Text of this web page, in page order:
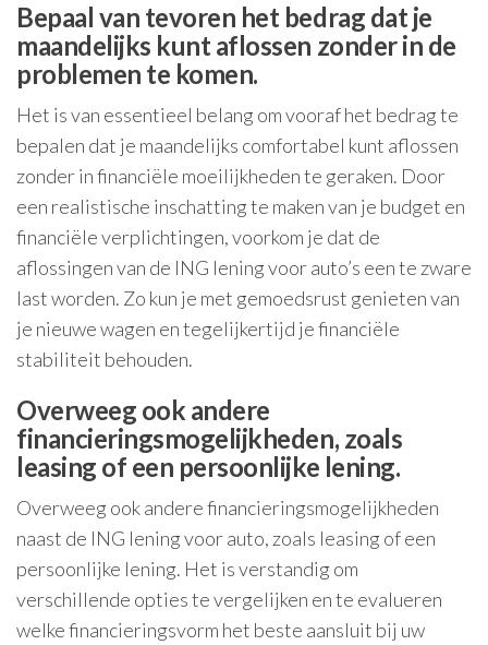
Bepaal van tevoren het bedrag dat je
maandelijks kunt aflossen zonder in de
problemen te komen.
Het is van essentieel belang om vooraf het bedrag te
bepalen dat je maandelijks comfortabel kunt aflossen
zonder in financiële moeilijkheden te geraken. Door
een realistische inschatting te maken van je budget en
financiële verplichtingen, voorkom je dat de
aflossingen van de ING lening voor auto’s een te zware
last worden. Zo kun je met gemoedsrust genieten van
je nieuwe wagen en tegelijkertijd je financiële
stabiliteit behouden.
Overweeg ook andere
financieringsmogelijkheden, zoals
leasing of een persoonlijke lening.
Overweeg ook andere financieringsmogelijkheden
naast de ING lening voor auto, zoals leasing of een
persoonlijke lening. Het is verstandig om
verschillende opties te vergelijken en te evalueren
welke financieringsvorm het beste aansluit bij uw